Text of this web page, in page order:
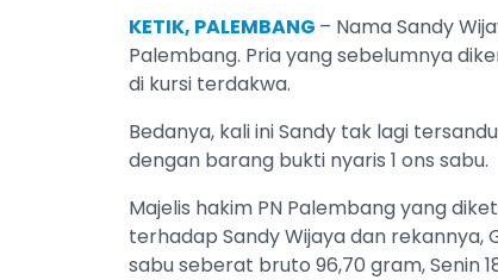
KETIK, PALEMBANG – Nama Sandy
Palembang. Pria yang sebelumnya
di kursi terdakwa.
Bedanya, kali ini Sandy tak lagi
dengan barang bukti nyaris 1 ons sabu.
Majelis hakim PN Palembang yang
terhadap Sandy Wijaya dan
sabu seberat bruto 96,70 gram, Senin